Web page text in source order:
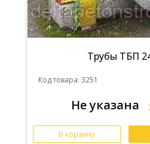
Трубы ТБП
Код товара: 3251
Не указана
В корзину